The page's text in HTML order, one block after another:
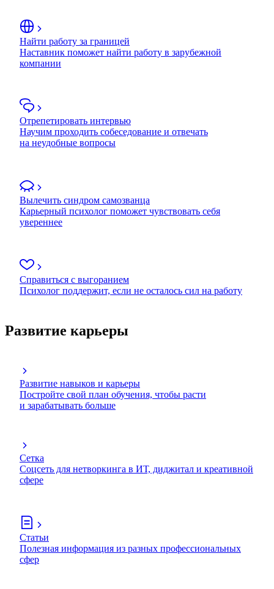
Найти работу за границей
Наставник поможет найти работу в зарубежной
компании
Отрепетировать интервью
Научим проходить собеседование и отвечать
на неудобные вопросы
Вылечить синдром самозванца
Карьерный психолог поможет чувствовать себя
увереннее
Справиться с выгоранием
Психолог поддержит, если не осталось сил на работу
Развитие карьеры
Развитие навыков и карьеры
Постройте свой план обучения, чтобы расти
и зарабатывать больше
Сетка
Соцсеть для нетворкинга в ИТ, диджитал и креативной
сфере
Статьи
Полезная информация из разных профессиональных
сфер